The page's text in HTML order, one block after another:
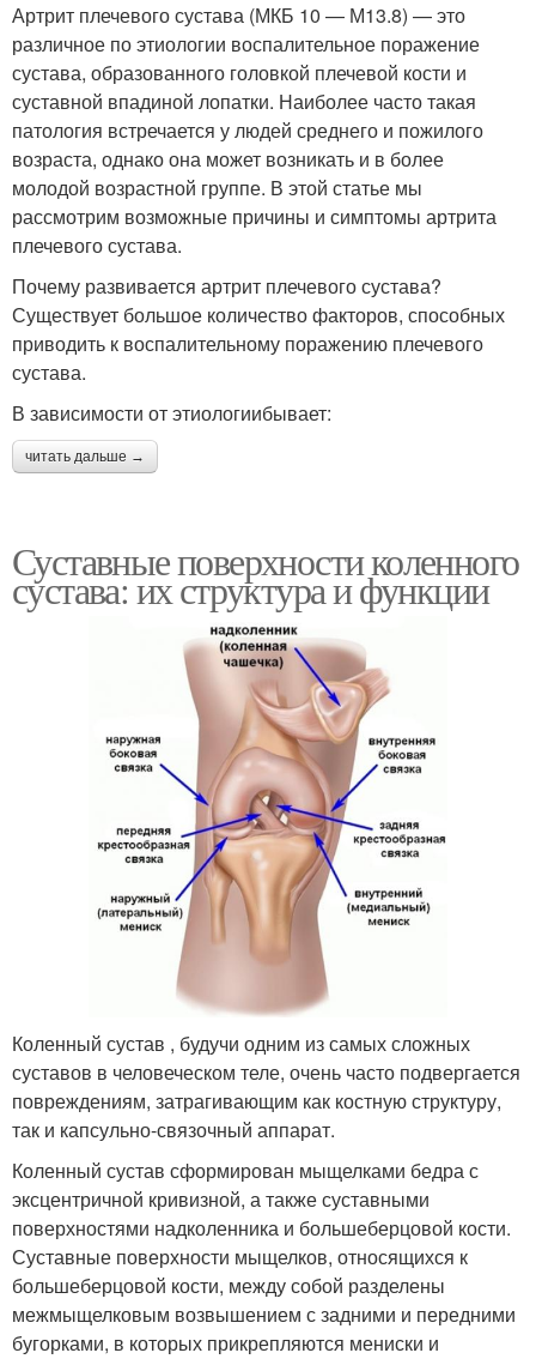
Артрит плечевого сустава (МКБ 10 — М13.8) — это
различное по этиологии воспалительное поражение
сустава, образованного головкой плечевой кости и
суставной впадиной лопатки. Наиболее часто такая
патология встречается у людей среднего и пожилого
возраста, однако она может возникать и в более
молодой возрастной группе. В этой статье мы
рассмотрим возможные причины и симптомы артрита
плечевого сустава.
Почему развивается артрит плечевого сустава?
Существует большое количество факторов, способных
приводить к воспалительному поражению плечевого
сустава.
В зависимости от этиологиибывает:
читать дальше →
Суставные поверхности коленного
сустава: их структура и функции
Коленный сустав , будучи одним из самых сложных
суставов в человеческом теле, очень часто подвергается
повреждениям, затрагивающим как костную структуру,
так и капсульно-связочный аппарат.
Коленный сустав сформирован мыщелками бедра с
эксцентричной кривизной, а также суставными
поверхностями надколенника и большеберцовой кости.
Суставные поверхности мыщелков, относящихся к
большеберцовой кости, между собой разделены
межмыщелковым возвышением с задними и передними
бугорками, в которых прикрепляются мениски и